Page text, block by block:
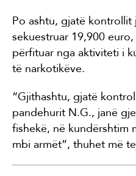
Po ashtu, gjatë kontrollit
sekuestruar 19,900
përfituar nga aktiviteti i
të narkotikëve.
“Gjithashtu, gjatë
pandehurit N.G., janë
fishekë, në kundërshtim
mbi armët”, thuhet më